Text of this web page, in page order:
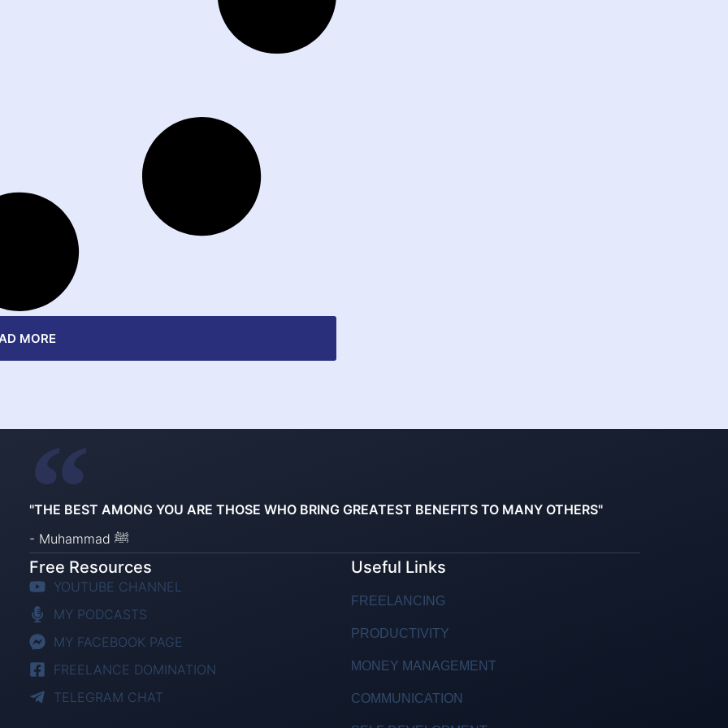
MORE
"THE BEST AMONG YOU ARE THOSE WHO BRING GREATEST BENEFITS TO MANY OTHERS"
- Muhammad ﷺ
Free Resources
YOUTUBE CHANNEL
MY PODCASTS
MY FACEBOOK PAGE
FREELANCE DOMINATION
TELEGRAM CHAT
Useful Links
FREELANCING
PRODUCTIVITY
MONEY MANAGEMENT
COMMUNICATION